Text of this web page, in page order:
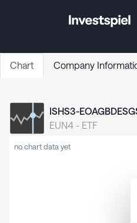
Chart Company
ISHS3-
EUN4 - ETF
no chart data yet